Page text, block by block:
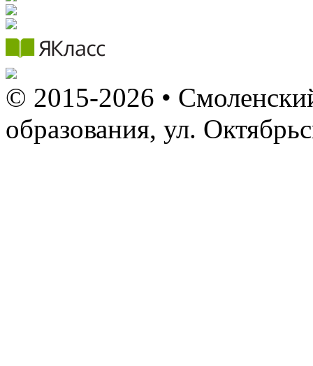
© 2015-2026 •
образования, ул.